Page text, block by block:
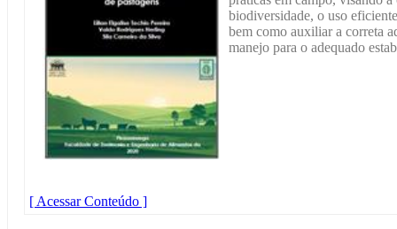
biodiversidade, o uso
bem como auxiliar a correta
manejo para o adequado
[ Acessar Conteúdo ]